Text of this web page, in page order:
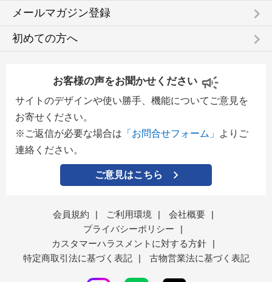
メールマガジン登録 keyboard_arrow_right
初めての方へ keyboard_arrow_right
お客様の声をお聞かせください
サイトのデザインや使い勝手、機能についてご意見を
お寄せください。
※ご返信が必要な場合は 「お問合せフォーム」
よりご
連絡ください。
ご意見はこちら
会員規約 | ご利用環境 | 会社概要
|
プライバシーポリシー
|
カスタマーハラスメントに対する方針
|
特定商取引法に基づく表記
| 古物営業法に基づく表記